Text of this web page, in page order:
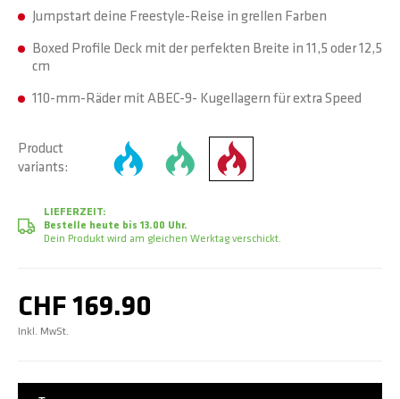
Jumpstart deine Freestyle-Reise in grellen Farben
Boxed Profile Deck mit der perfekten Breite in 11,5 oder 12,5
cm
110-mm-Räder mit ABEC-9- Kugellagern für extra Speed
Product
variants
LIEFERZEIT:
Bestelle heute bis 13.00 Uhr.
Dein Produkt wird am gleichen Werktag verschickt.
CHF 169.90
Inkl. MwSt.